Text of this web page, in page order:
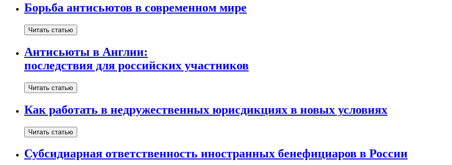
Борьба антисьютов в современном мире
Читать статью
Антисьюты в Англии:
последствия для российских участников
Читать статью
Как работать в недружественных юрисдикциях в новых условиях
Читать статью
Субсидиарная ответственность иностранных бенефициаров в России